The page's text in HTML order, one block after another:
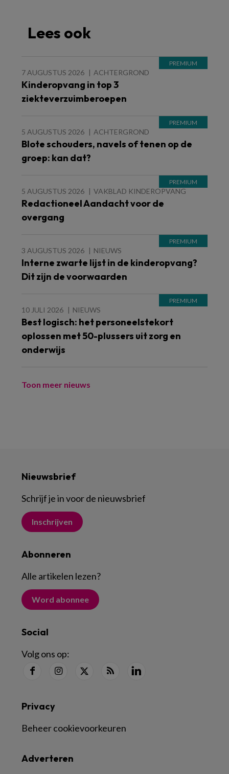
Lees ook
7 AUGUSTUS 2026 ACHTERGROND
Kinderopvang in top 3
ziekteverzuimberoepen
5 AUGUSTUS 2026 ACHTERGROND
Blote schouders, navels of tenen op de
groep: kan dat?
5 AUGUSTUS 2026 VAKBLAD KINDEROPVANG
Redactioneel Aandacht voor de
overgang
3 AUGUSTUS 2026 NIEUWS
Interne zwarte lijst in de kinderopvang?
Dit zijn de voorwaarden
10 JULI 2026 NIEUWS
Best logisch: het personeelstekort
oplossen met 50-plussers uit zorg en
onderwijs
Toon meer nieuws
Nieuwsbrief
Schrijf je in voor de nieuwsbrief
Inschrijven
Abonneren
Alle artikelen lezen?
Word abonnee
Social
Volg ons op:
Adverteren
Privacy
Beheer cookievoorkeuren